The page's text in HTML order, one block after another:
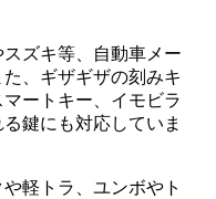
ズキ等、自動車メー
、ギザギザの刻みキ
ートキー、イモビラ
鍵にも対応していま
軽トラ、ユンボやト